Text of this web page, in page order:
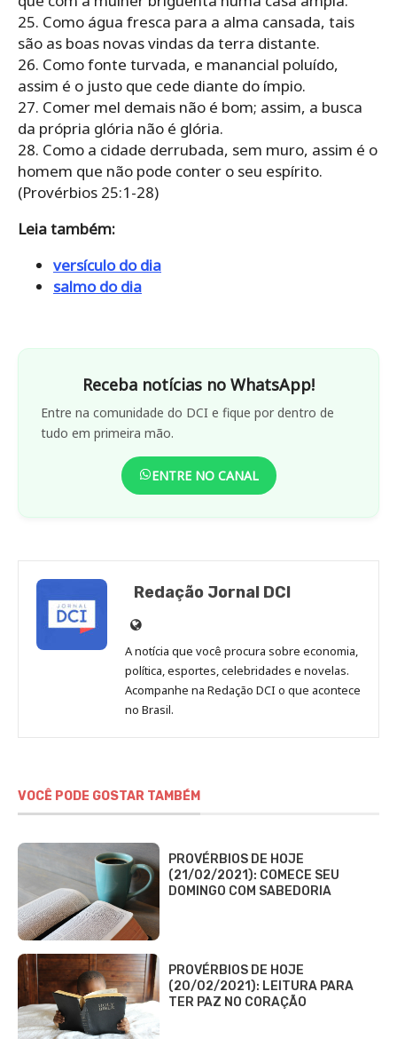
25. Como água fresca para a alma cansada, tais
são as boas novas vindas da terra distante.
26. Como fonte turvada, e manancial poluído,
assim é o justo que cede diante do ímpio.
27. Comer mel demais não é bom; assim, a busca
da própria glória não é glória.
28. Como a cidade derrubada, sem muro, assim é o
homem que não pode conter o seu espírito.
(Provérbios 25:1-28)
Leia também:
versículo do dia
salmo do dia
Receba notícias no WhatsApp!
Entre na comunidade do DCI e fique por dentro de
tudo em primeira mão.
ENTRE NO CANAL
Redação Jornal DCI
Site
de
Redação
Jornal
DCI
A notícia que você procura sobre economia,
política, esportes, celebridades e novelas.
Acompanhe na Redação DCI o que acontece
no Brasil.
VOCÊ PODE GOSTAR TAMBÉM
PROVÉRBIOS DE HOJE
(21/02/2021): COMECE SEU
DOMINGO COM SABEDORIA
PROVÉRBIOS DE HOJE
(20/02/2021): LEITURA PARA
TER PAZ NO CORAÇÃO